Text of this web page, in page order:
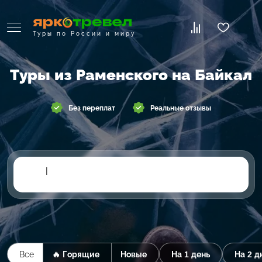
Туры по России и миру
Туры из Раменского на Байкал
Без переплат Реальные отзывы
|
Все 🔥 Горящие Новые На 1 день На 2